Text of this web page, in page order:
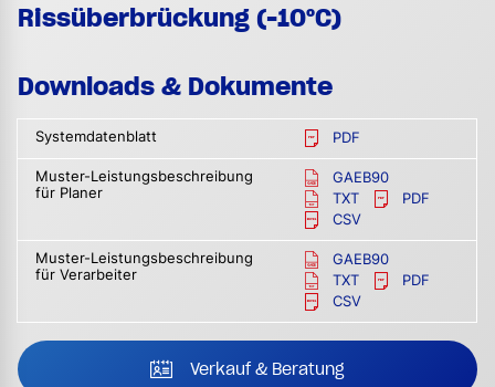
Rissüberbrückung (-10°C)
Downloads & Dokumente
Systemdatenblatt PDF
Muster-Leistungsbeschreibung
für Planer
GAEB90
TXT
PDF
CSV
Muster-Leistungsbeschreibung
für Verarbeiter
GAEB90
TXT
PDF
CSV
Verkauf & Beratung